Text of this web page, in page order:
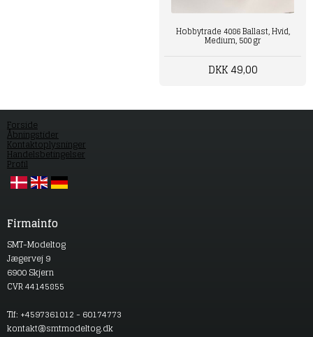
Hobbytrade 4086 Ballast, Hvid,
Medium, 500 gr
DKK 49,00
Forside
Åbningstider
Kontaktoplysninger
Handelsbetingelser
Profil
Firmainfo
SMT-Modeltog
Jægervej 9
6900 Skjern
CVR 44145855
Tlf: +4597361012 - 60174773
kontakt@smtmodeltog.dk